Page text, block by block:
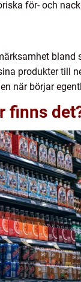
för- och
produkter till
när börjar
finns